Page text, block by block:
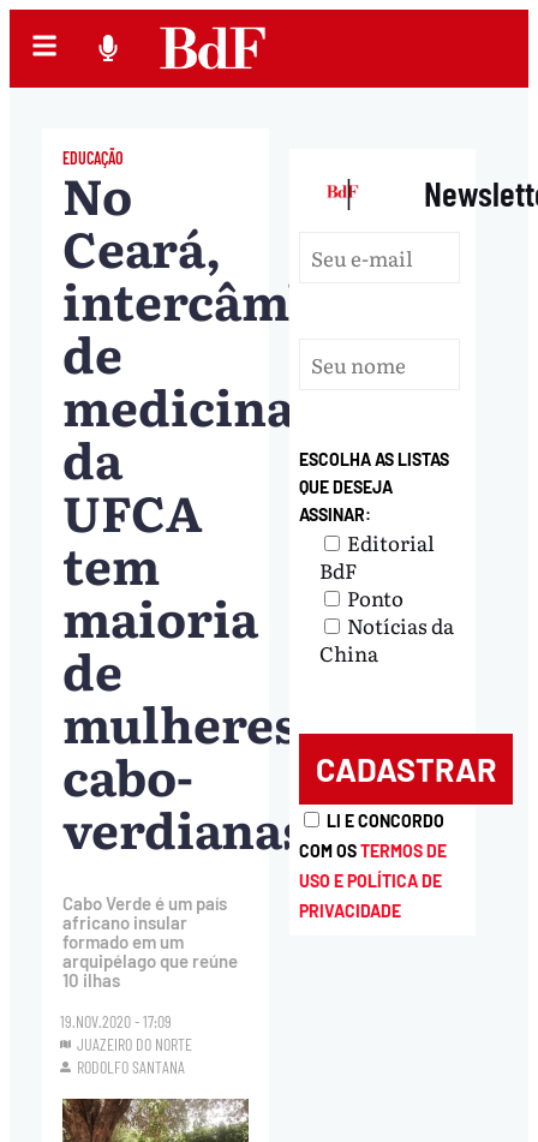
EDUCAÇÃO
No
Ceará,
intercâmbio
de
medicina
da
UFCA
tem
maioria
de
mulheres
cabo-
verdianas
Cabo Verde é um país
africano insular
formado em um
arquipélago que reúne
10 ilhas
19.NOV.2020 - 17:09
JUAZEIRO DO NORTE
RODOLFO SANTANA
|
ESCOLHA AS LISTAS
QUE DESEJA
ASSINAR:
Editorial
BdF
Ponto
Notícias da
China
LI E CONCORDO
COM OSTERMOS DE
USO E POLÍTICA DE
PRIVACIDADE